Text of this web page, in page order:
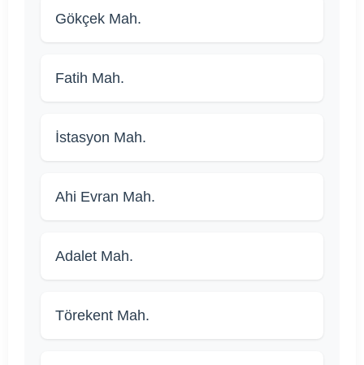
Gökçek Mah.
Fatih Mah.
İstasyon Mah.
Ahi Evran Mah.
Adalet Mah.
Törekent Mah.